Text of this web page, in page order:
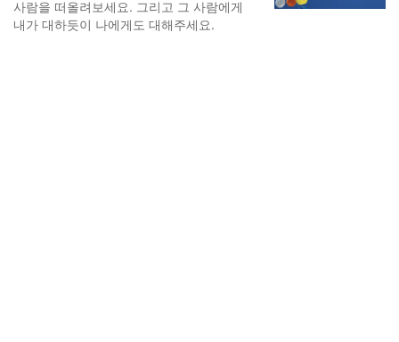
사람을 떠올려보세요. 그리고 그 사람에게
내가 대하듯이 나에게도 대해주세요.